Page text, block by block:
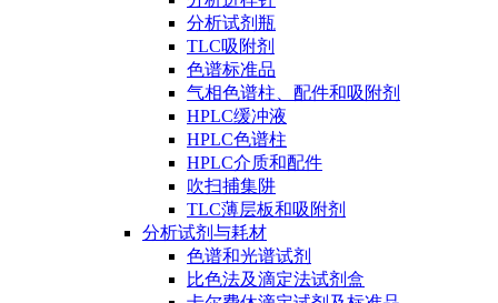
分析试剂瓶
TLC吸附剂
色谱标准品
气相色谱柱、配件和吸附剂
HPLC缓冲液
HPLC色谱柱
HPLC介质和配件
吹扫捕集阱
TLC薄层板和吸附剂
分析试剂与耗材
色谱和光谱试剂
比色法及滴定法试剂盒